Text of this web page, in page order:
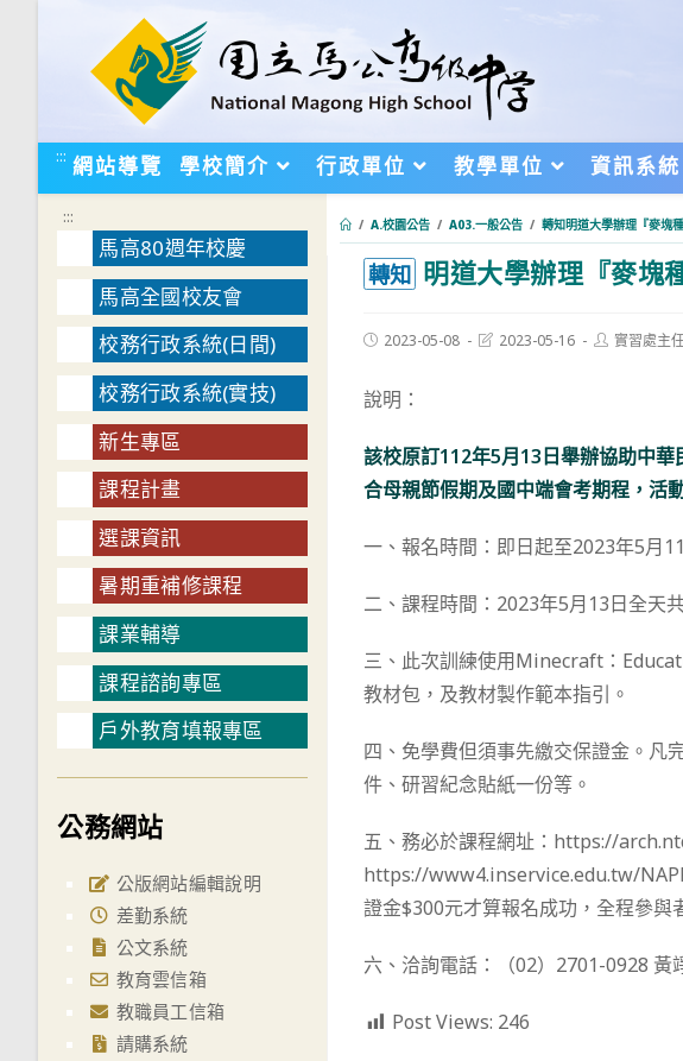
::: 網站導覽 學校簡介 行政單位 教學單位 資訊系統
/ A.校園公告 / A03.一般公告 / 轉知明道大學辦理『麥塊
轉知 明道大學辦理『麥塊
Post2023-05-08
Post2023-05-16
Post實習處主
說明：
該校原訂112年5月13日舉辦協助中
合母親節假期及國中端會考期程，活
一、報名時間：即日起至2023年5月
二、課程時間：2023年5月13日全天
三、此次訓練使用Minecraft：
教材包，及教材製作範本指引。
四、免學費但須事先繳交保證金。凡
件、研習紀念貼紙一份等。
五、務必於課程網址：https://
https://www4.inservice.edu.tw/
證金$300元才算報名成功，全程參與
六、洽詢電話：（02）2701-0928
Post Views: 246
:::
馬高80週年校慶
馬高全國校友會
校務行政系統(日間)
校務行政系統(實技)
新生專區
課程計畫
選課資訊
暑期重補修課程
課業輔導
課程諮詢專區
戶外教育填報專區
公務網站
公版網站編輯說明
差勤系統
公文系統
教育雲信箱
教職員工信箱
請購系統